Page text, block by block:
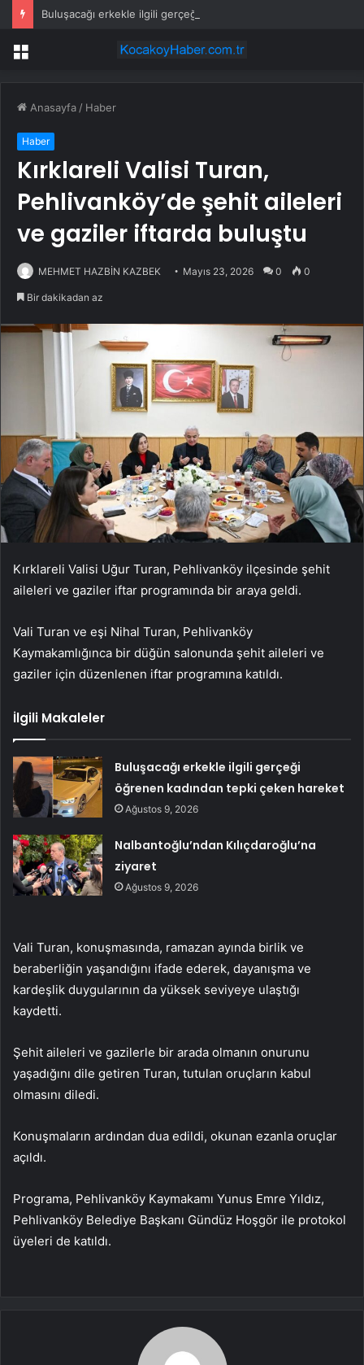
Menü
Anasayfa / Haber
Haber
Kırklareli Valisi Turan,
Pehlivanköy’de şehit aileleri
ve gaziler iftarda buluştu
MEHMET HAZBİN KAZBEK Mayıs 23, 2026 0 0
Bir dakikadan az
Kırklareli Valisi Uğur Turan, Pehlivanköy ilçesinde şehit
aileleri ve gaziler iftar programında bir araya geldi.
Vali Turan ve eşi Nihal Turan, Pehlivanköy
Kaymakamlığınca bir düğün salonunda şehit aileleri ve
gaziler için düzenlenen iftar programına katıldı.
İlgili Makaleler
Buluşacağı erkekle ilgili gerçeği
öğrenen kadından tepki çeken hareket
Ağustos 9, 2026
Nalbantoğlu’ndan Kılıçdaroğlu’na
ziyaret
Ağustos 9, 2026
Vali Turan, konuşmasında, ramazan ayında birlik ve
beraberliğin yaşandığını ifade ederek, dayanışma ve
kardeşlik duygularının da yüksek seviyeye ulaştığı
kaydetti.
Şehit aileleri ve gazilerle bir arada olmanın onurunu
yaşadığını dile getiren Turan, tutulan oruçların kabul
olmasını diledi.
Konuşmaların ardından dua edildi, okunan ezanla oruçlar
açıldı.
Programa, Pehlivanköy Kaymakamı Yunus Emre Yıldız,
Pehlivanköy Belediye Başkanı Gündüz Hoşgör ile protokol
üyeleri de katıldı.